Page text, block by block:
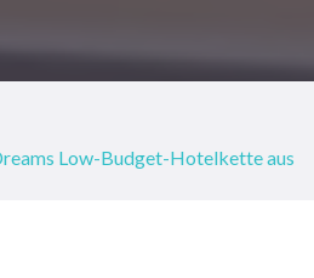
Low-Budget-Hotelkette aus